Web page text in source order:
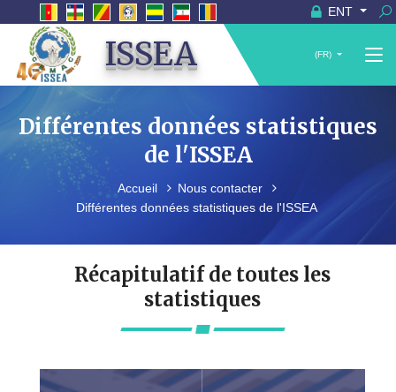
ENT
ISSEA (FR)
Différentes données statistiques
de l'ISSEA
Accueil
Nous contacter
Différentes données statistiques de l'ISSEA
Récapitulatif de toutes les
statistiques